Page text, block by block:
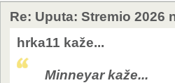
Re: Uputa: Stremio 2026
hrka11 kaže...
Minneyar kaže...